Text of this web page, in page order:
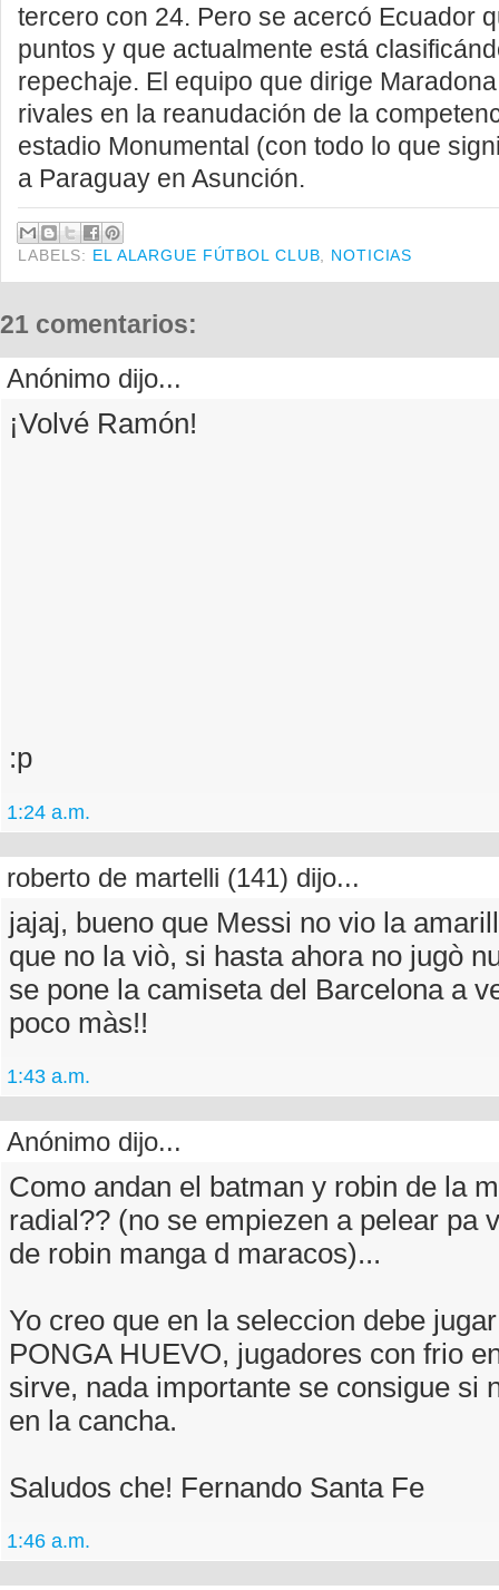
tercero con 24. Pero se acercó Ecuador
puntos y que actualmente está
repechaje. El equipo que dirige
rivales en la reanudación de la
estadio Monumental (con todo lo que
a Paraguay en Asunción.
LABELS: EL ALARGUE FÚTBOL CLUB NOTICIAS
21 comentarios:
Anónimo dijo...
¡Volvé Ramón!
:p
1:24 a.m.
roberto de martelli (141) dijo...
jajaj, bueno que Messi no vio la
que no la viò, si hasta ahora no jugò
se pone la camiseta del Barcelona a
poco màs!!
1:43 a.m.
Anónimo dijo...
Como andan el batman y robin de la
radial?? (no se empiezen a pelear pa
de robin manga d maracos)...
Yo creo que en la seleccion debe
PONGA HUEVO, jugadores con frio
sirve, nada importante se consigue si
en la cancha.
Saludos che! Fernando Santa Fe
1:46 a.m.